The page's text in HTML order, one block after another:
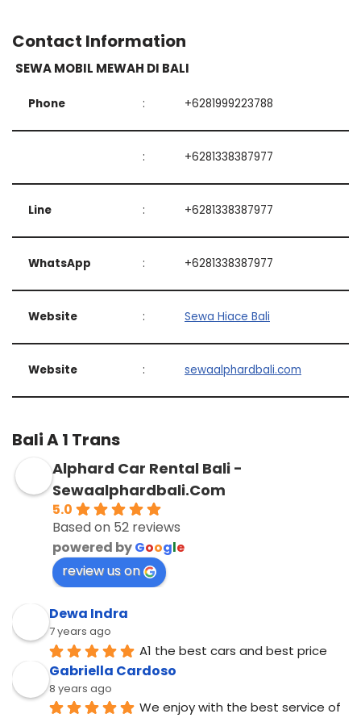
Contact Information
SEWA MOBIL MEWAH DI BALI
Phone : +6281999223788
: +6281338387977
Line : +6281338387977
WhatsApp : +6281338387977
Website : Sewa Hiace Bali
Website : sewaalphardbali.com
Bali A 1 Trans
Alphard Car Rental Bali -
Sewaalphardbali.Com
5.0
Based on 52 reviews
powered byGoogle
review us on
Dewa Indra
7 years ago
A1 the best cars and best price
Gabriella Cardoso
8 years ago
We enjoy with the best service of